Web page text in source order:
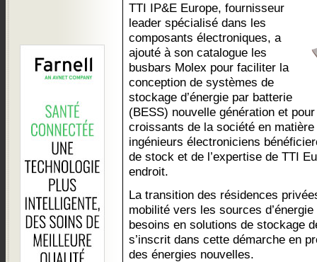
TTI IP&E Europe, fournisseur
leader spécialisé dans les
composants électroniques, a
ajouté à son catalogue les
busbars Molex pour faciliter la
conception de systèmes de
stockage d’énergie par batterie
(BESS) nouvelle génération et
croissants de la société en matière
ingénieurs électroniciens
de stock et de l’expertise de TTI
endroit.
La transition des résidences
mobilité vers les sources
besoins en solutions de stockage
s’inscrit dans cette démarche en
des énergies nouvelles.